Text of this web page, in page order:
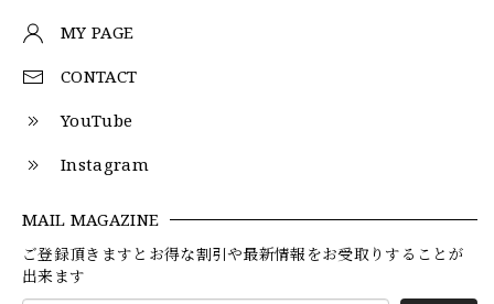
MY PAGE
CONTACT
YouTube
Instagram
MAIL MAGAZINE
ご登録頂きますとお得な割引や最新情報をお受取りすることが
出来ます